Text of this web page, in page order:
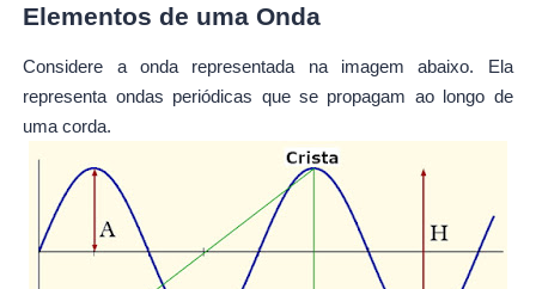
Elementos de uma Onda
Considere a onda representada na imagem abaixo. Ela
representa ondas periódicas que se propagam ao longo de
uma corda.